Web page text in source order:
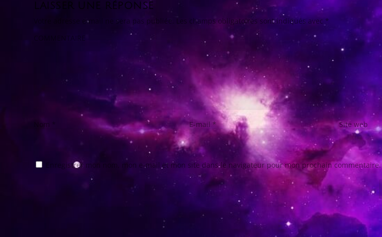
LAISSER UNE RÉPONSE
Votre adresse e-mail ne sera pas publiée. Les champs obligatoires sont indiqués avec*
COMMENTAIRE
Nom * E-mail * Site web
Enregistrer mon nom, mon e-mail et mon site dans le navigateur pour mon prochain commentaire.